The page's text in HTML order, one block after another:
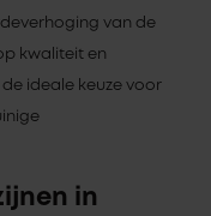
van de
kwaliteit en
ideale keuze voor
in